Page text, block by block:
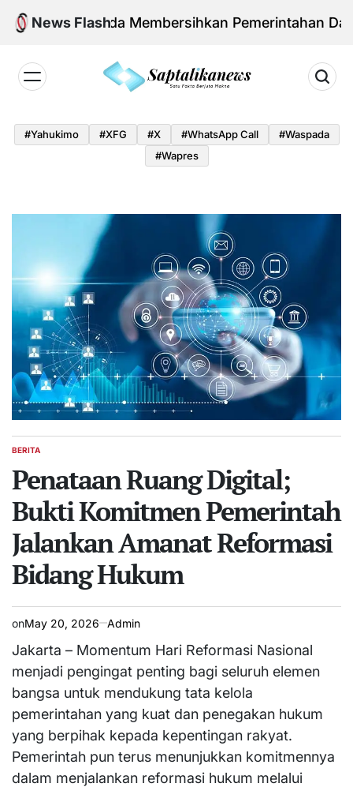
Skip
News Flash
Agenda Membersihkan Pemerintahan Daerah
#yahukimo #XFG #x #WhatsApp Call
#waspada
#Wapres
POSTED
BERITA
Penataan Ruang Digital;
Bukti Komitmen Pemerintah
Jalankan Amanat Reformasi
Bidang Hukum
onMay 20, 2026 Admin
Jakarta – Momentum Hari Reformasi Nasional
menjadi pengingat penting bagi seluruh elemen
bangsa untuk mendukung tata kelola
pemerintahan yang kuat dan penegakan hukum
yang berpihak kepada kepentingan rakyat.
Pemerintah pun terus menunjukkan komitmennya
dalam menjalankan reformasi hukum melalui